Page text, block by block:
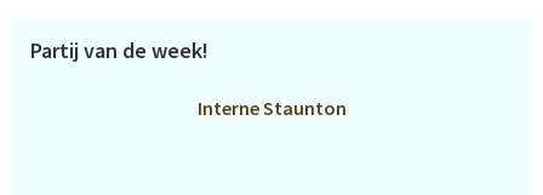
Partij van de week!
Interne Staunton